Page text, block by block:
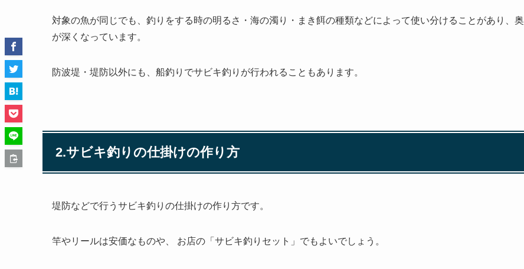
対象の魚が同じでも、釣りをする時の明るさ・海の濁り・まき餌の種類などによって使い分けることがあり、奥
が深くなっています。
防波堤・堤防以外にも、船釣りでサビキ釣りが行われることもあります。
2.サビキ釣りの仕掛けの作り方
堤防などで行うサビキ釣りの仕掛けの作り方です。
竿やリールは安価なものや、 お店の「サビキ釣りセット」でもよいでしょう。